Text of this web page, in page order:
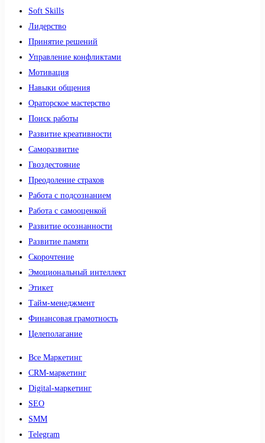
Soft Skills
Лидерство
Принятие решений
Управление конфликтами
Мотивация
Навыки общения
Ораторское мастерство
Поиск работы
Развитие креативности
Саморазвитие
Гвоздестояние
Преодоление страхов
Работа с подсознанием
Работа с самооценкой
Развитие осознанности
Развитие памяти
Скорочтение
Эмоциональный интеллект
Этикет
Тайм-менеджмент
Финансовая грамотность
Целеполагание
Все Маркетинг
CRM-маркетинг
Digital-маркетинг
SEO
SMM
Telegram